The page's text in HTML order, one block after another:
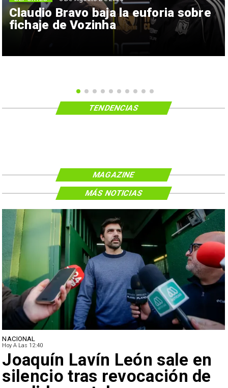
Claudio Bravo baja la euforia sobre
fichaje de Vozinha
TENDENCIAS
MAGAZINE
NACIONAL
Hoy A Las 12:40
Joaquín Lavín León sale en
silencio tras revocación de
MÁS NOTICIAS